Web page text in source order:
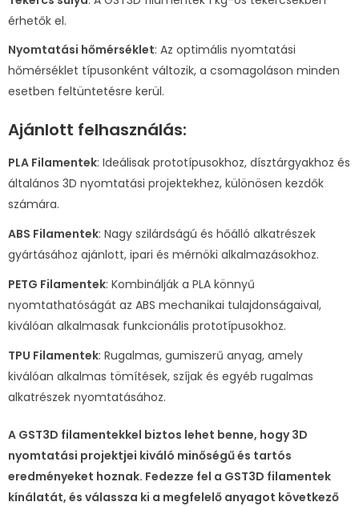
érhetők el.
Nyomtatási hőmérséklet: Az optimális nyomtatási
hőmérséklet típusonként változik, a csomagoláson minden
esetben feltüntetésre kerül.
Ajánlott felhasználás:
PLA Filamentek: Ideálisak prototípusokhoz, dísztárgyakhoz és
általános 3D nyomtatási projektekhez, különösen kezdők
számára.
ABS Filamentek: Nagy szilárdságú és hőálló alkatrészek
gyártásához ajánlott, ipari és mérnöki alkalmazásokhoz.
PETG Filamentek: Kombinálják a PLA könnyű
nyomtathatóságát az ABS mechanikai tulajdonságaival,
kiválóan alkalmasak funkcionális prototípusokhoz.
TPU Filamentek: Rugalmas, gumiszerű anyag, amely
kiválóan alkalmas tömítések, szíjak és egyéb rugalmas
alkatrészek nyomtatásához.
A GST3D filamentekkel biztos lehet benne, hogy 3D
nyomtatási projektjei kiváló minőségű és tartós
eredményeket hoznak. Fedezze fel a GST3D filamentek
kínálatát, és válassza ki a megfelelő anyagot következő